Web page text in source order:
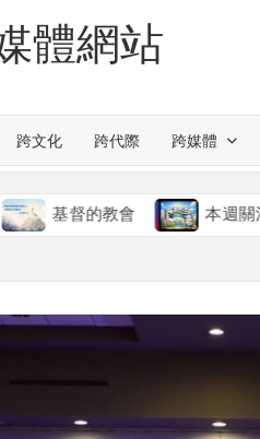
體網站
跨文化 跨代際 跨媒體
本週關注 在變